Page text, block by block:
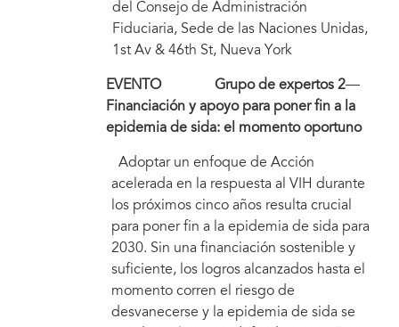
del Consejo de Administración
Fiduciaria, Sede de las Naciones Unidas,
1st Av & 46th St, Nueva York
EVENTO Grupo de expertos 2—
Financiación y apoyo para poner fin a la
epidemia de sida: el momento oportuno
Adoptar un enfoque de Acción
acelerada en la respuesta al VIH durante
los próximos cinco años resulta crucial
para poner fin a la epidemia de sida para
2030. Sin una financiación sostenible y
suficiente, los logros alcanzados hasta el
momento corren el riesgo de
desvanecerse y la epidemia de sida se